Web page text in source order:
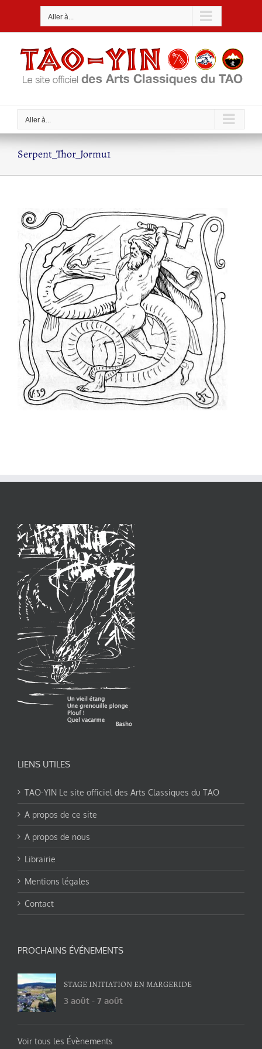
Aller à...
Aller à...
Serpent_Thor_Jormu1
LIENS UTILES
TAO-YIN Le site officiel des Arts Classiques du TAO
A propos de ce site
A propos de nous
Librairie
Mentions légales
Contact
PROCHAINS ÉVÉNEMENTS
STAGE INITIATION EN MARGERIDE
3 août - 7 août
Voir tous les Évènements